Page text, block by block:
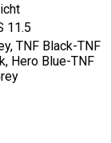
11.5
TNF Black-TNF
Hero Blue-TNF